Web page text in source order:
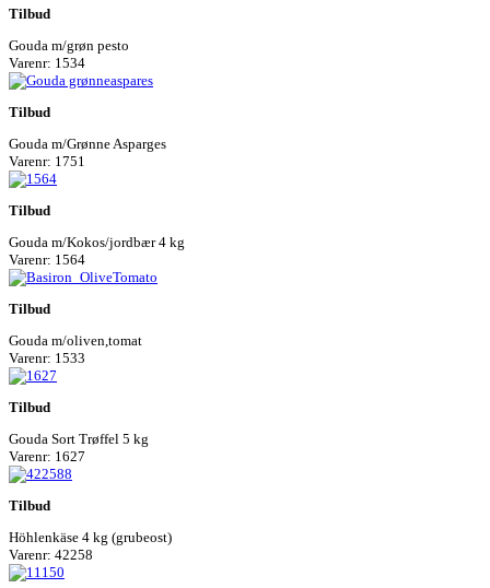
Tilbud
Gouda m/grøn pesto
Varenr: 1534
Tilbud
Gouda m/Grønne Asparges
Varenr: 1751
Tilbud
Gouda m/Kokos/jordbær 4 kg
Varenr: 1564
Tilbud
Gouda m/oliven,tomat
Varenr: 1533
Tilbud
Gouda Sort Trøffel 5 kg
Varenr: 1627
Tilbud
Höhlenkäse 4 kg (grubeost)
Varenr: 42258